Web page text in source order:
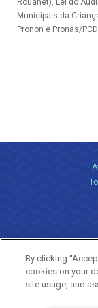
Rouanet), Lei do
Municipais da
Pronon e Pronas/PCD.
By clicking
cookies on your
site usage, and